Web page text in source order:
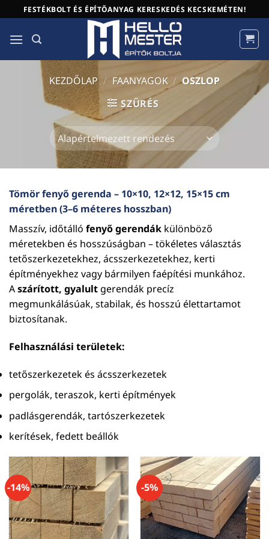
to
content
FESTÉKBOLT ÉS ÉPÍTŐANYAG KERESKEDÉS KECSKEMÉTEN!
KEZDŐLAP / FAANYAGOK / OSZLOP
SZŰRÉS
Tömör fenyő gerenda – 10×10, 12×12, 15×15 cm
méretben (3–6 méteres hosszban)
Masszív, időtálló fenyő gerendák különböző
méretekben és hosszúságban – tökéletes választás
tetőszerkezetekhez, ácsszerkezetekhez, kerti
építményekhez vagy bármilyen faépítési munkához.
Aszárított, gyalult gerendák precíz
megmunkálásúak, stabilak, és hosszú élettartamot
biztosítanak.
Felhasználási területek:
tetőszerkezetek és ácsszerkezetek
pergolák, teraszok, kerti építmények
padlásgerendák, tartószerkezetek
kerítések, fedett beállók
-14% -5%